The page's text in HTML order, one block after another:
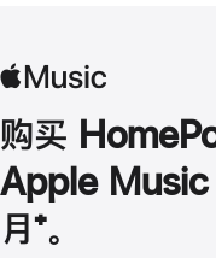
购买
Apple Music
月 脚
⁺。